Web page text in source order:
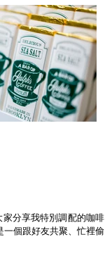
家分享我特別調配的咖啡
一個跟好友共聚、忙裡偷